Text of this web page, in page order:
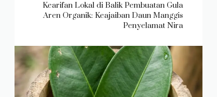
Kearifan Lokal di Balik Pembuatan Gula
Aren Organik: Keajaiban Daun Manggis
Penyelamat Nira